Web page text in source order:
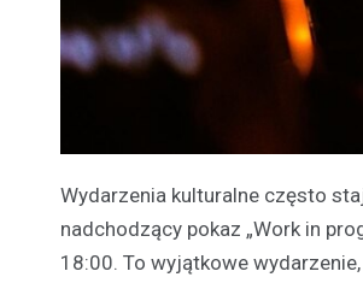
Wydarzenia kulturalne często
nadchodzący pokaz „Work in
18:00. To wyjątkowe